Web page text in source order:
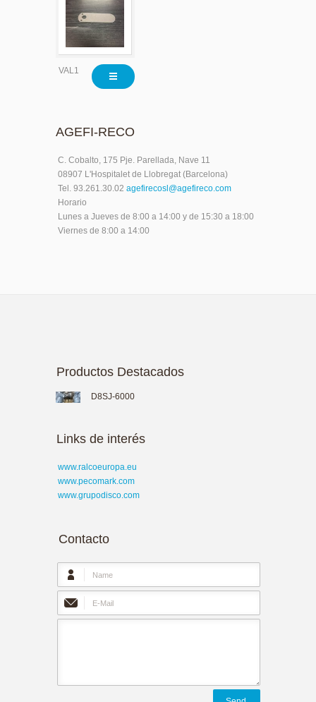
VAL1032
AGEFI-RECO
C. Cobalto, 175 Pje. Parellada, Nave 11
08907 L'Hospitalet de Llobregat (Barcelona)
Tel. 93.261.30.02 agefirecosl@agefireco.com
Horario
Lunes a Jueves de 8:00 a 14:00 y de 15:30 a 18:00
Viernes de 8:00 a 14:00
Productos Destacados
D8SJ-6000
Links de interés
www.ralcoeuropa.eu
www.pecomark.com
www.grupodisco.com
Contacto